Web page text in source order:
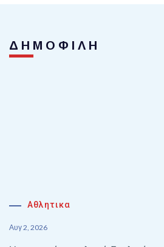
ΔΗΜΟΦΙΛΗ
Αθλητικα
Αυγ 2, 2026